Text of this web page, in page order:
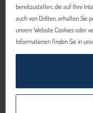
bereitzustellen, die auf Ihre
auch von Dritten, erhalten Sie
unsere Website Cookies oder
Informationen finden Sie in